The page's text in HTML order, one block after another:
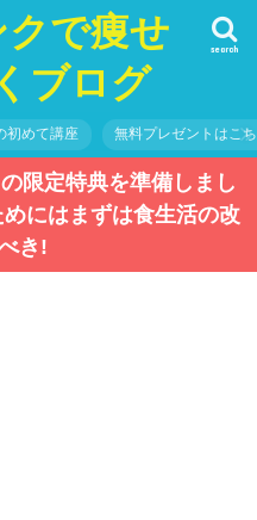
で痩せ
ブログ
search
初めて講座 無料プレゼントはこ
限定特典を準備しまし
にはまずは食生活の改
き!